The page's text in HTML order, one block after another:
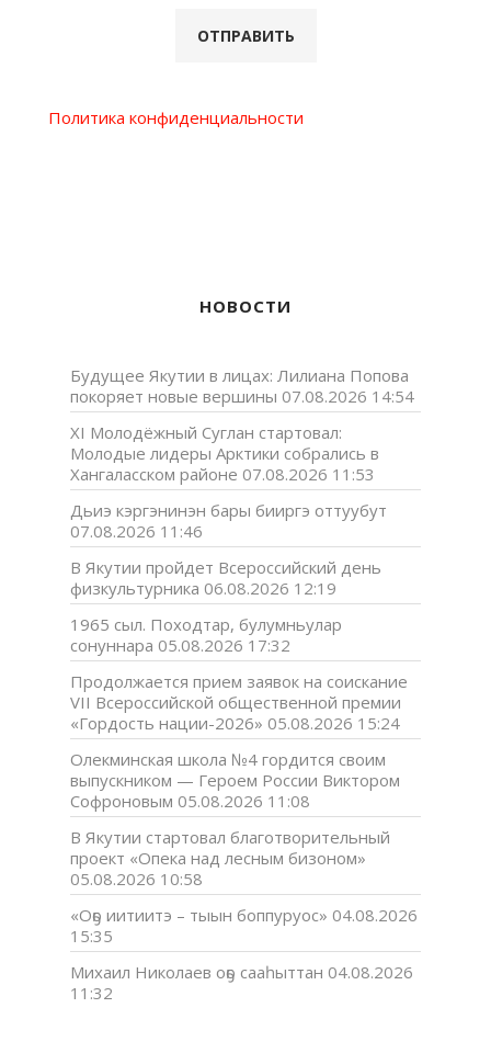
Политика конфиденциальности
НОВОСТИ
Будущее Якутии в лицах: Лилиана Попова
покоряет новые вершины 07.08.2026 14:54
XI Молодёжный Суглан стартовал:
Молодые лидеры Арктики собрались в
Хангаласском районе 07.08.2026 11:53
Дьиэ кэргэнинэн бары бииргэ оттуубут
07.08.2026 11:46
В Якутии пройдет Всероссийский день
физкультурника 06.08.2026 12:19
1965 сыл. Походтар, булумньулар
сонуннара 05.08.2026 17:32
Продолжается прием заявок на соискание
VII Всероссийской общественной премии
«Гордость нации-2026» 05.08.2026 15:24
Олекминская школа №4 гордится своим
выпускником — Героем России Виктором
Софроновым 05.08.2026 11:08
В Якутии стартовал благотворительный
проект «Опека над лесным бизоном»
05.08.2026 10:58
«Оҕо иитиитэ – тыын боппуруос» 04.08.2026
15:35
Михаил Николаев оҕо сааһыттан 04.08.2026
11:32